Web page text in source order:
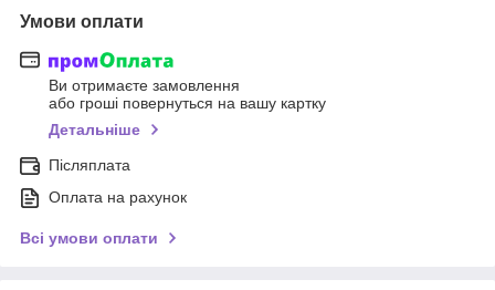
Умови оплати
Ви отримаєте замовлення
або гроші повернуться на вашу картку
Детальніше
Післяплата
Оплата на рахунок
Всі умови оплати